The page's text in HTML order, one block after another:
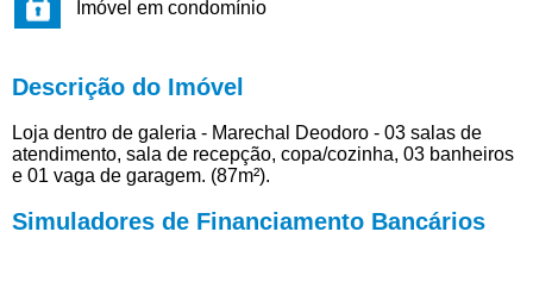
Imóvel em condomínio
Descrição do Imóvel
Loja dentro de galeria - Marechal Deodoro - 03 salas de
atendimento, sala de recepção, copa/cozinha, 03 banheiros
e 01 vaga de garagem. (87m²).
Simuladores de Financiamento Bancários